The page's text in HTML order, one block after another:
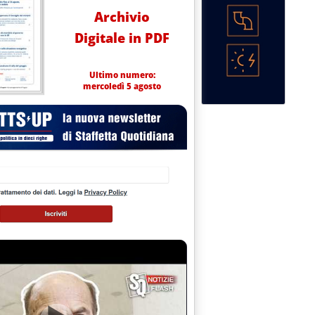
Archivio
Digitale in PDF
Ultimo numero:
mercoledì 5 agosto